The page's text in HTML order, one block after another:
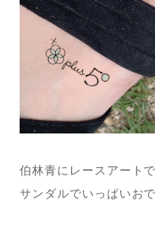
伯林青にレースアート
サンダルでいっぱいお